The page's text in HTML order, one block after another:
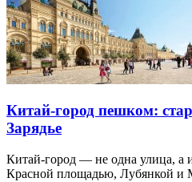
Китай-город пешком:
Зарядье
Китай-город — не одна улица, а
Красной площадью, Лубянкой и